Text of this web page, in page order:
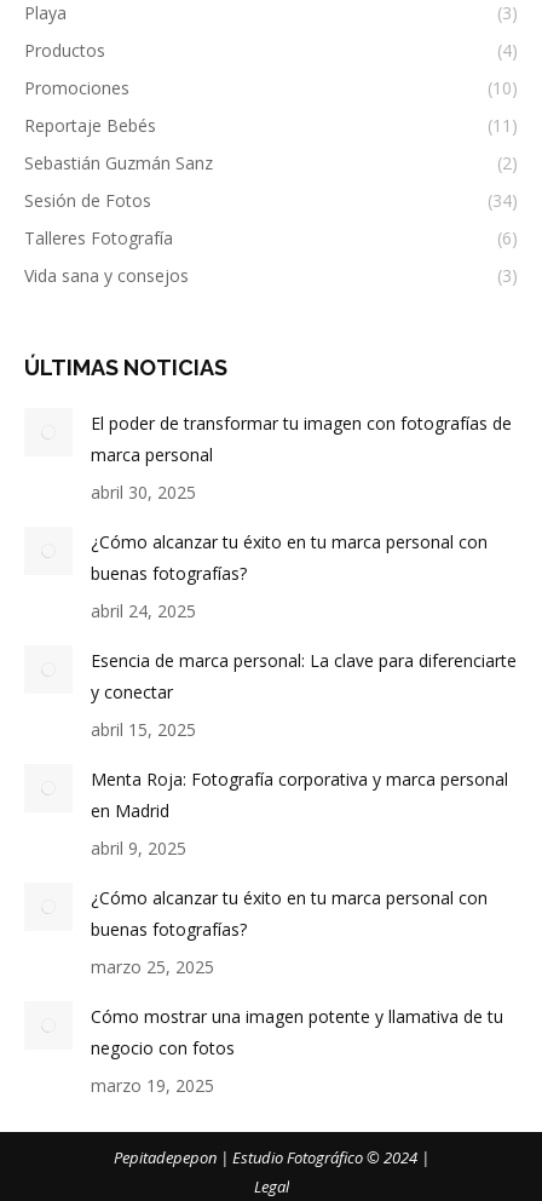
Playa
(3)
Productos
(4)
Promociones
(10)
Reportaje Bebés
(11)
Sebastián Guzmán Sanz
(2)
Sesión de Fotos
(34)
Talleres Fotografía
(6)
Vida sana y consejos
(3)
ÚLTIMAS NOTICIAS
El poder de transformar tu imagen con fotografías de
marca personal
abril 30, 2025
¿Cómo alcanzar tu éxito en tu marca personal con
buenas fotografías?
abril 24, 2025
Esencia de marca personal: La clave para diferenciarte
y conectar
abril 15, 2025
Menta Roja: Fotografía corporativa y marca personal
en Madrid
abril 9, 2025
¿Cómo alcanzar tu éxito en tu marca personal con
buenas fotografías?
marzo 25, 2025
Cómo mostrar una imagen potente y llamativa de tu
negocio con fotos
marzo 19, 2025
Pepitadepepon | Estudio Fotográfico © 2024 |
Legal